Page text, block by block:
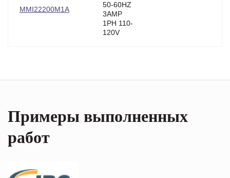
MMI22200M1A
50-60HZ
3AMP
1PH 110-
120V
Примеры выполненных
работ